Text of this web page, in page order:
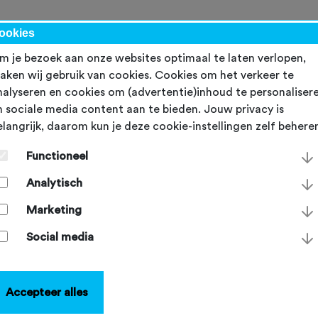
meer uit je
Fietssport.nl
3 juni 2026
je bezoek aan onze websites optimaal te laten verlopen,
wij gebruik van cookies. Cookies om het verkeer te
en cookies om (advertentie)inhoud te
sociale media content aan te bieden. Jouw privacy is
daarom kun je deze cookie-instellingen zelf
Functioneel
Analytisch
Marketing
Social media
Accepteer alles